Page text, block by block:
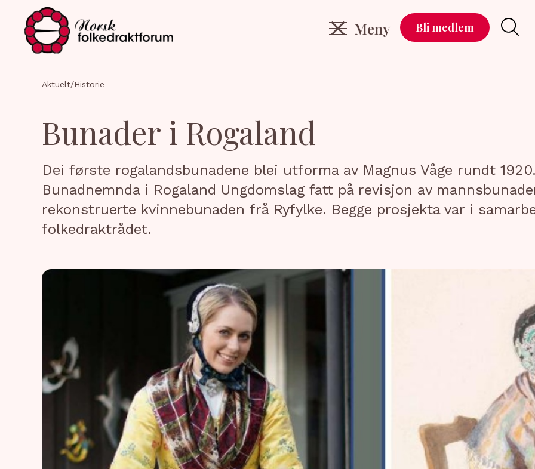
Meny Bli medlem
Aktuelt/Historie
Bunader i Rogaland
Dei første rogalandsbunadene blei utforma av Magnus Våge rundt
Bunadnemnda i Rogaland Ungdomslag fatt på revisjon av
rekonstruerte kvinnebunaden frå Ryfylke. Begge prosjekta var i
folkedraktrådet.